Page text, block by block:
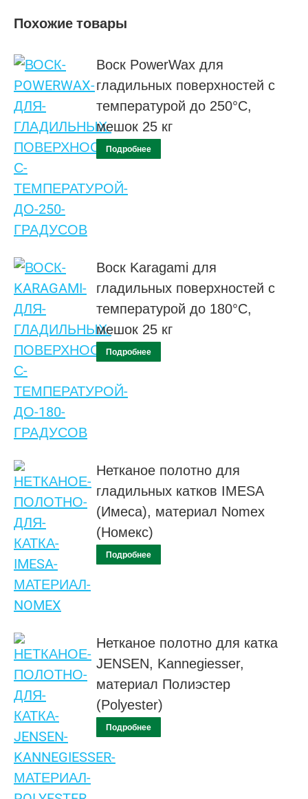
Похожие товары
Воск PowerWax для
гладильных поверхностей с
температурой до 250°C,
мешок 25 кг
Подробнее
Воск Karagami для
гладильных поверхностей с
температурой до 180°C,
мешок 25 кг
Подробнее
Нетканое полотно для
гладильных катков IMESA
(Имеса), материал Nomex
(Номекс)
Подробнее
Нетканое полотно для катка
JENSEN, Kannegiesser,
материал Полиэстер
(Polyester)
Подробнее